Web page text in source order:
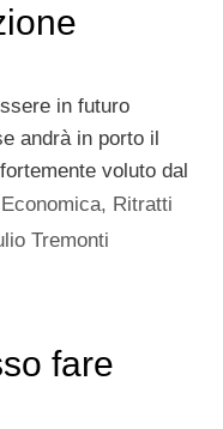
in futuro
andrà in porto il
voluto dal
, Ritratti
Tremonti
fare